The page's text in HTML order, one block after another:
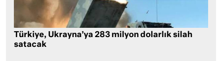
Türkiye, Ukrayna’ya 283 milyon dolarlık silah
satacak